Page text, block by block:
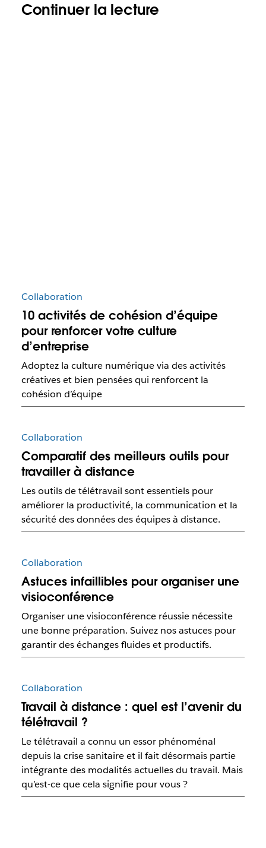
Continuer la lecture
Collaboration
10 activités de cohésion d’équipe
pour renforcer votre culture
d’entreprise
Adoptez la culture numérique via des activités
créatives et bien pensées qui renforcent la
cohésion d’équipe
Collaboration
Comparatif des meilleurs outils pour
travailler à distance
Les outils de télétravail sont essentiels pour
améliorer la productivité, la communication et la
sécurité des données des équipes à distance.
Collaboration
Astuces infaillibles pour organiser une
visioconférence
Organiser une visioconférence réussie nécessite
une bonne préparation. Suivez nos astuces pour
garantir des échanges fluides et productifs.
Collaboration
Travail à distance : quel est l’avenir du
télétravail ?
Le télétravail a connu un essor phénoménal
depuis la crise sanitaire et il fait désormais partie
intégrante des modalités actuelles du travail. Mais
qu’est-ce que cela signifie pour vous ?